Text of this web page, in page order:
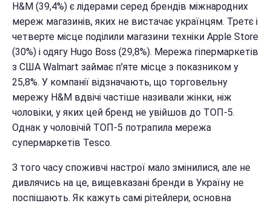
H&M (39,4%) є лідерами серед брендів міжнародних
мереж магазинів, яких не вистачає українцям. Третє і
четверте місце поділили магазини техніки Apple Store
(30%) і одягу Hugo Boss (29,8%). Мережа гіпермаркетів
з США Walmart займає п'яте місце з показником у
25,8%. У компанії відзначають, що торговельну
мережу H&M вдвічі частіше називали жінки, ніж
чоловіки, у яких цей бренд не увійшов до ТОП-5.
Однак у чоловічій ТОП-5 потрапила мережа
супермаркетів Tesco.
З того часу споживчі настрої мало змінилися, але не
дивлячись на це, вищевказані бренди в Україну не
поспішають. Як кажуть самі рітейлери, основна